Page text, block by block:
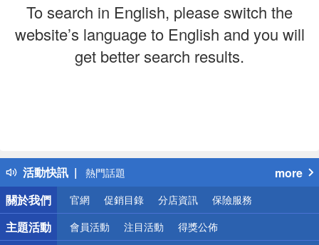
To search in English, please switch the
website’s language to English and you will
get better search results.
活動快訊
得獎公告
熱門話題
銀行優惠
偏遠地區配送
詐騙網頁！請小心！
more
關於我們
官網 促銷目錄 分店資訊 保險服務
主題活動 會員活動 注目活動 得獎公佈